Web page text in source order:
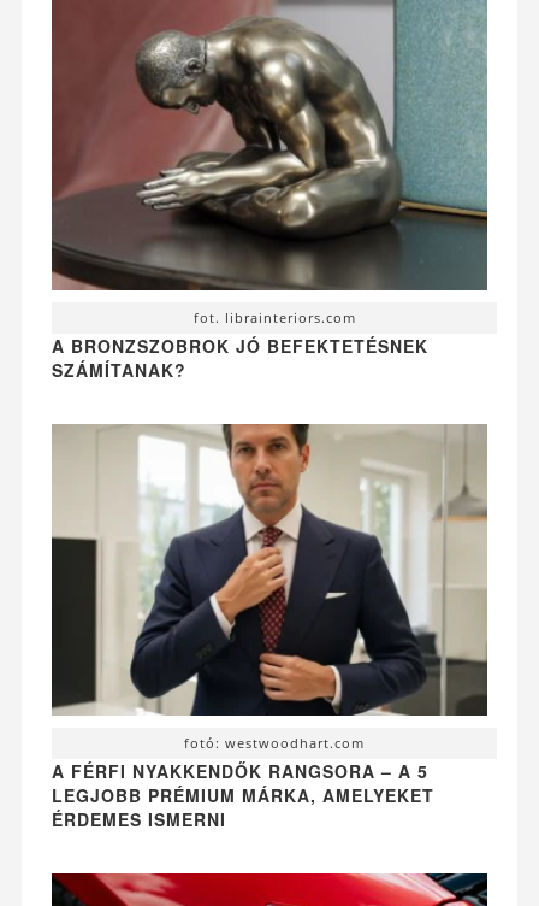
fot. librainteriors.com
A BRONZSZOBROK JÓ BEFEKTETÉSNEK
SZÁMÍTANAK?
fotó: westwoodhart.com
A FÉRFI NYAKKENDŐK RANGSORA – A 5
LEGJOBB PRÉMIUM MÁRKA, AMELYEKET
ÉRDEMES ISMERNI